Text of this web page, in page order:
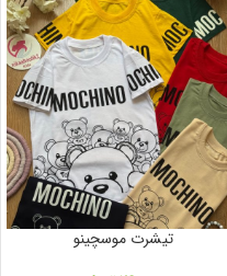
تیشرت موسچینو